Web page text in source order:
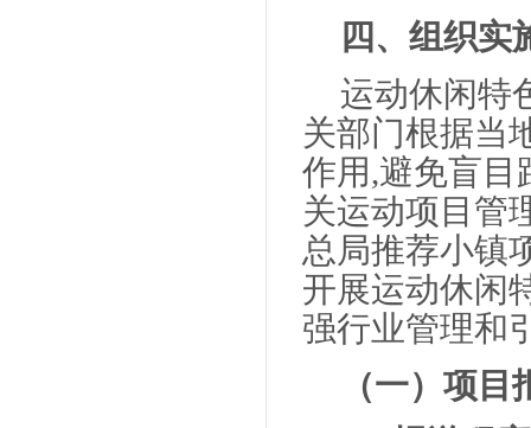
四、组织实
运动休闲特
关部门根据当
作用,避免盲目
关运动项目管
总局推荐小镇
开展运动休闲
强行业管理和
（一）项目